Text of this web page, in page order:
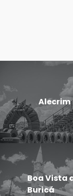
Alecrim
Boa Vista
Buricá